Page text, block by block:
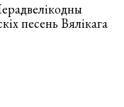
песень Вялікага